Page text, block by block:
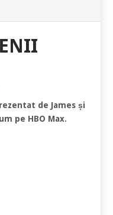
de James și
pe HBO Max.